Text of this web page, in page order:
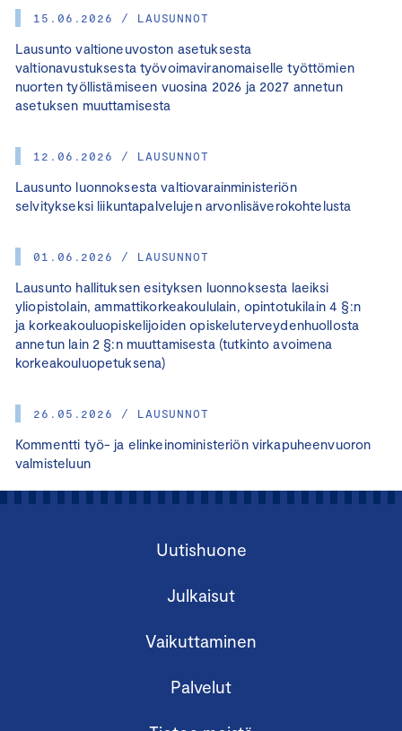
15.06.2026 / LAUSUNNOT
Lausunto valtioneuvoston asetuksesta
valtionavustuksesta työvoimaviranomaiselle työttömien
nuorten työllistämiseen vuosina 2026 ja 2027 annetun
asetuksen muuttamisesta
12.06.2026 / LAUSUNNOT
Lausunto luonnoksesta valtiovarainministeriön
selvitykseksi liikuntapalvelujen arvonlisäverokohtelusta
01.06.2026 / LAUSUNNOT
Lausunto hallituksen esityksen luonnoksesta laeiksi
yliopistolain, ammattikorkeakoululain, opintotukilain 4 §:n
ja korkeakouluopiskelijoiden opiskeluterveydenhuollosta
annetun lain 2 §:n muuttamisesta (tutkinto avoimena
korkeakouluopetuksena)
26.05.2026 / LAUSUNNOT
Kommentti työ- ja elinkeinoministeriön virkapuheenvuoron
valmisteluun
Uutishuone
Julkaisut
Vaikuttaminen
Palvelut